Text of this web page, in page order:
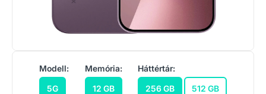
Modell:
5G
Memória:
12 GB
Háttértár:
256 GB
512 GB